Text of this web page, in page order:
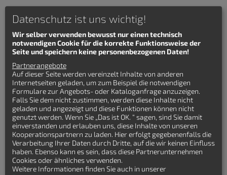
Kosten für Bungalows
Leider sind auch die Kosten eines Bungalows im Verhältnis zur
Wohnfläche meist ungünstiger als Häuser auf mehreren
Ebenen. Man verliert die komplette Dachfläche als Wohnraum.
Und eine etwas höhere Dachneigung ist zumeist günstger als
mehr Aussenwand und ungenutze Dachfläche, wie sie bei
Bungalow Grundrissen entstehen.
Hat man aber all diese "Mankos" in Kauf genommen, erhält
man ein tolles Wohngefühl nah an der Natur des eigenen
Gartens, dass auch im Alter unproblematisch bleibt und
barrierefreies Wohnen ermöglicht. Vor allem bleiben einem
verwaisende Obergeschosszimmer erspart, wenn die Kinder
des Familienhauses nicht mehr zuhause im Haus wohnen. Auf
der gleichen Ebene finden sich leichtere Zweitnutzungen als
über eine komplizierte Treppe.
Bungalow Grundrisse in der Übersicht
Datenschutz ist uns wichtig!
Wir selber verwenden bewusst nur einen technisch
notwendigen Cookie für die korrekte Funktionsweise der
Seite und speichern keine personenbezogenen Daten!
Partnerangebote
Auf dieser Seite werden vereinzelt Inhalte von anderen
Internetseiten geladen, um zum Beispiel die notwendigen
Formulare zur Angebots- oder Kataloganfrage anzuzeigen.
Falls Sie dem nicht zustimmen, werden diese Inhalte nicht
geladen und angezeigt und diese Funktionen können nicht
genutzt werden. Wenn Sie „Das ist OK. “ sagen, sind Sie damit
einverstanden und erlauben uns, diese Inhalte von unseren
Kooperationspartnern zu laden. Hier erfolgt gegebenenfalls die
Verarbeitung Ihrer Daten durch Dritte, auf die wir keinen Einfluss
haben. Ebenso kann es sein, dass diese Partnerunternehmen
Cookies oder ähnliches verwenden.
Weitere Informationen finden Sie auch in unserer